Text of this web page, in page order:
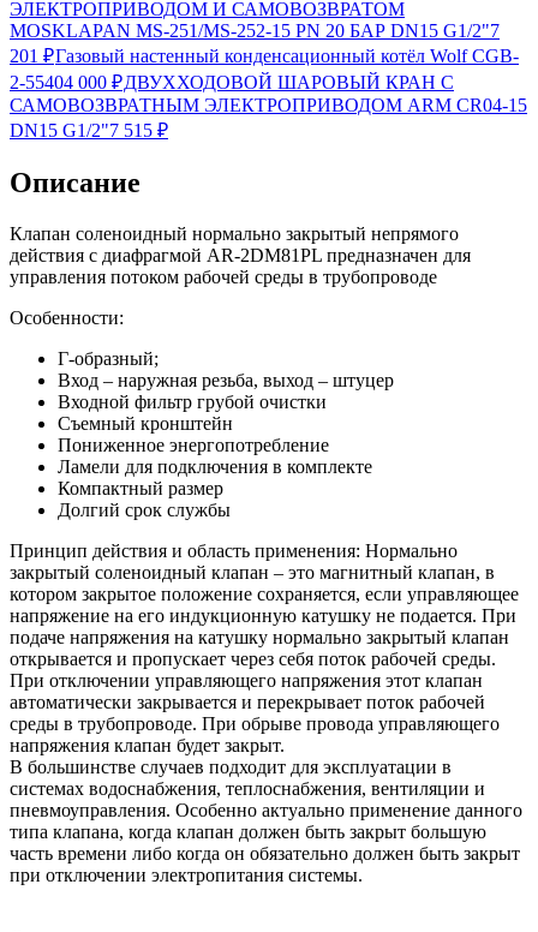
ЭЛЕКТРОПРИВОДОМ И САМОВОЗВРАТОМ
MOSKLAPAN MS-251/MS-252-15 PN 20 БАР DN15 G1/2"7
201 ₽Газовый настенный конденсационный котёл Wolf CGB-
2-55404 000 ₽ДВУХХОДОВОЙ ШАРОВЫЙ КРАН С
САМОВОЗВРАТНЫМ ЭЛЕКТРОПРИВОДОМ ARM CR04-15
DN15 G1/2"7 515 ₽
Описание
Клапан соленоидный нормально закрытый непрямого
действия с диафрагмой AR-2DM81PL предназначен для
управления потоком рабочей среды в трубопроводе
Особенности:
Г-образный;
Вход – наружная резьба, выход – штуцер
Входной фильтр грубой очистки
Съемный кронштейн
Пониженное энергопотребление
Ламели для подключения в комплекте
Компактный размер
Долгий срок службы
Принцип действия и область применения: Нормально
закрытый соленоидный клапан – это магнитный клапан, в
котором закрытое положение сохраняется, если управляющее
напряжение на его индукционную катушку не подается. При
подаче напряжения на катушку нормально закрытый клапан
открывается и пропускает через себя поток рабочей среды.
При отключении управляющего напряжения этот клапан
автоматически закрывается и перекрывает поток рабочей
среды в трубопроводе. При обрыве провода управляющего
напряжения клапан будет закрыт.
В большинстве случаев подходит для эксплуатации в
системах водоснабжения, теплоснабжения, вентиляции и
пневмоуправления. Особенно актуально применение данного
типа клапана, когда клапан должен быть закрыт большую
часть времени либо когда он обязательно должен быть закрыт
при отключении электропитания системы.